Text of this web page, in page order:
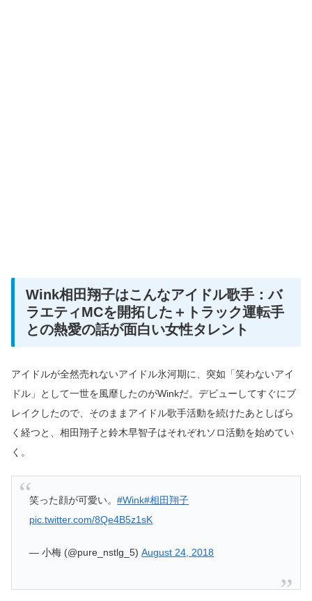
Wink相田翔子はこんなアイドル歌手：バ
ラエティMCを開拓した＋トラック運転手
との熱愛の話が面白い女性タレント
アイドルが全然売れないアイドル氷河期に、突如「笑わないアイ
ドル」として一世を風靡したのがWinkだ。デビューしてすぐにブ
レイクしたので、そのままアイドル歌手活動を続けたあとしばら
く経つと、相田翔子と鈴木早智子はそれぞれソロ活動を始めてい
く。
笑った顔が可愛い。#Wink#相田翔子
pic.twitter.com/8Qe4B5z1sK
— 小梅 (@pure_nstlg_5)August 24, 2018